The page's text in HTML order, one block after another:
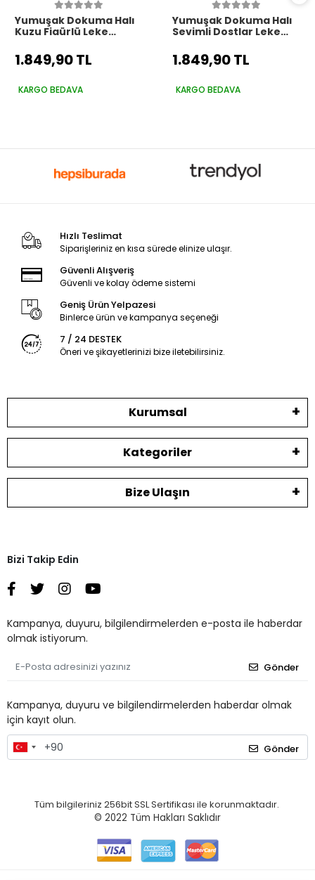
Yumuşak Dokuma Halı
Kuzu Figürlü Leke
Çocuk Odası Genç
Odası Halısı KUZU
1.849,90 TL
KARGO BEDAVA
Yumuşak Dokuma Halı
Sevimli Dostlar Leke
Çocuk Odası Genç
Odası Halısı KARNAVAL
1.849,90 TL
KARGO BEDAVA
Hızlı Teslimat
Siparişleriniz en kısa sürede elinize ulaşır.
Güvenli Alışveriş
Güvenli ve kolay ödeme sistemi
Geniş Ürün Yelpazesi
Binlerce ürün ve kampanya seçeneği
7 / 24 DESTEK
Öneri ve şikayetlerinizi bize iletebilirsiniz.
Kurumsal
Kategoriler
Bize Ulaşın
Bizi Takip Edin
Kampanya, duyuru, bilgilendirmelerden e-posta ile haberdar
olmak istiyorum.
Gönder
Kampanya, duyuru ve bilgilendirmelerden haberdar olmak
için kayıt olun.
Gönder
Tüm bilgileriniz 256bit SSL Sertifikası ile korunmaktadır.
© 2022 Tüm Hakları Saklıdır